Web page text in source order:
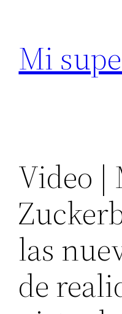
contenido
Mi
Video |
las
de